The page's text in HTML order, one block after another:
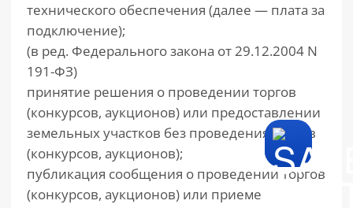
технического обеспечения (далее — плата за
подключение);
(в ред. Федерального закона от 29.12.2004 N
191-ФЗ)
принятие решения о проведении торгов
(конкурсов, аукционов) или предоставлении
земельных участков без проведения торгов
(конкурсов, аукционов);
публикация сообщения о проведении торгов
(конкурсов, аукционов) или приеме